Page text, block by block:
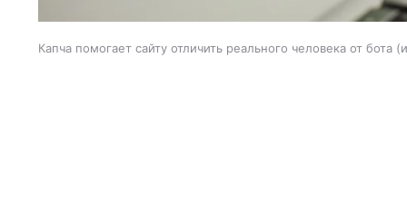
Капча помогает сайту отличить реального человека от бота